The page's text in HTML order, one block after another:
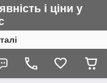
і ціни у